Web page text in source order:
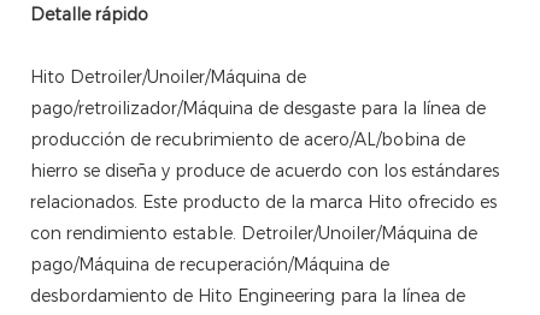
Detalle rápido
Hito Detroiler/Unoiler/Máquina de
pago/retroilizador/Máquina de desgaste para la línea de
producción de recubrimiento de acero/AL/bobina de
hierro se diseña y produce de acuerdo con los estándares
relacionados. Este producto de la marca Hito ofrecido es
con rendimiento estable. Detroiler/Unoiler/Máquina de
pago/Máquina de recuperación/Máquina de
desbordamiento de Hito Engineering para la línea de